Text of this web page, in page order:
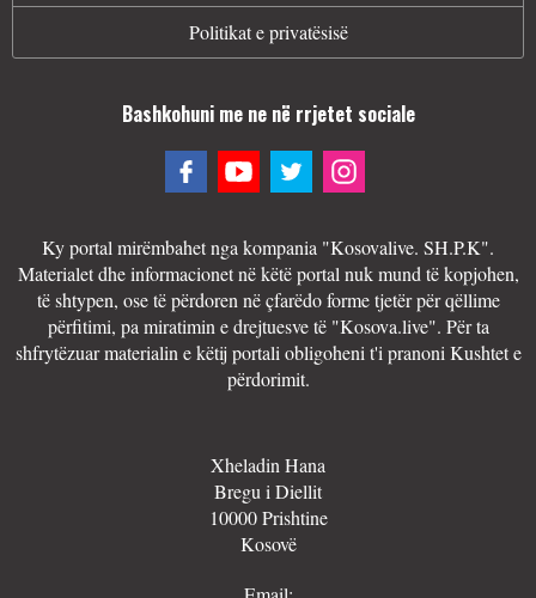
Politikat e privatësisë
Bashkohuni me ne në rrjetet sociale
Ky portal mirëmbahet nga kompania "Kosovalive. SH.P.K".
Materialet dhe informacionet në këtë portal nuk mund të kopjohen,
të shtypen, ose të përdoren në çfarëdo forme tjetër për qëllime
përfitimi, pa miratimin e drejtuesve të "Kosova.live". Për ta
shfrytëzuar materialin e këtij portali obligoheni t'i pranoni Kushtet e
përdorimit.
Xheladin Hana
Bregu i Diellit
10000 Prishtine
Kosovë